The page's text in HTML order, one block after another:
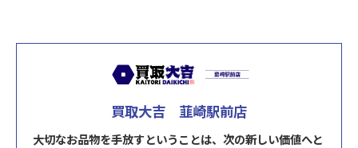
買取大吉 韮崎駅前店
大切なお品物を手放すということは、次の新しい価値へと